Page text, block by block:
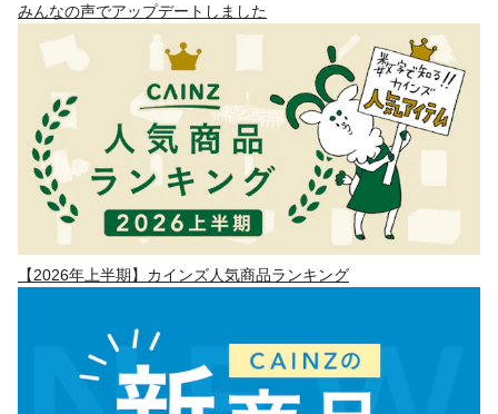
みんなの声でアップデートしました
【2026年上半期】カインズ人気商品ランキング